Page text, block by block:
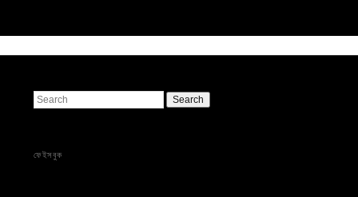
Search
ফেইসবুক